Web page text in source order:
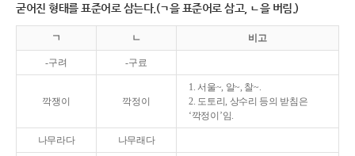
굳어진 형태를 표준어로 삼는다.(ㄱ을 표준어로 삼고, ㄴ을 버림.)
ㄱ ㄴ 비고
-구려 -구료
깍쟁이 깍정이
1. 서울~, 알~, 찰~.
2. 도토리, 상수리 등의 받침은
‘깍정이’임.
나무라다 나무래다